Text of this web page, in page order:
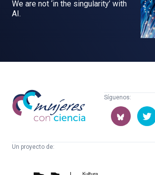
We are not ‘in the singularity’ with
AI.
Mujeres
con
ciencia
Síguenos:
Un proyecto de: